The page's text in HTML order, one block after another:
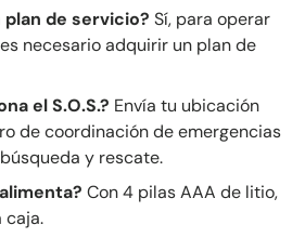
plan de servicio? Sí, para operar
es necesario adquirir un plan de
el S.O.S.? Envía tu ubicación
de coordinación de emergencias
y rescate.
Con 4 pilas AAA de litio,
caja.